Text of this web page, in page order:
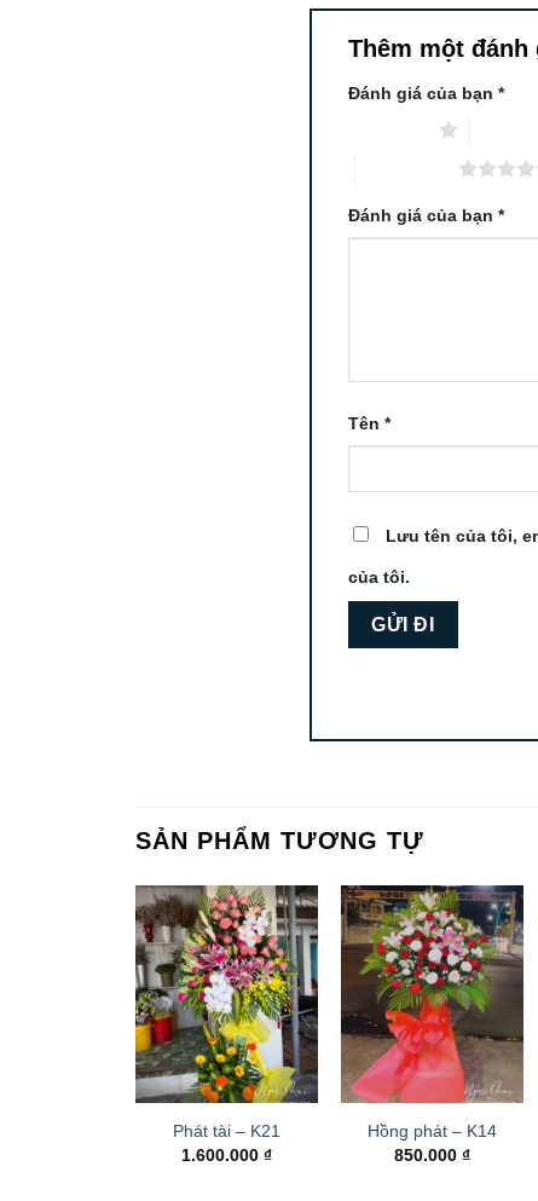
Thêm một đánh
Đánh giá của bạn *
Đánh giá của bạn *
Tên *
Lưu tên của tôi,
của tôi.
SẢN PHẨM TƯƠNG TỰ
Phát tài – K21
1.600.000 ₫
Hồng phát – K14
850.000₫